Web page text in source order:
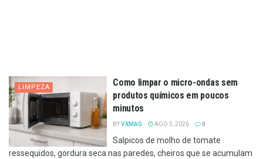
LIMPEZA
Como limpar o micro-ondas sem
produtos químicos em poucos
minutos
BYVXMAG AGO 5, 2026 0
Salpicos de molho de tomate
ressequidos, gordura seca nas paredes, cheiros que se acumulam